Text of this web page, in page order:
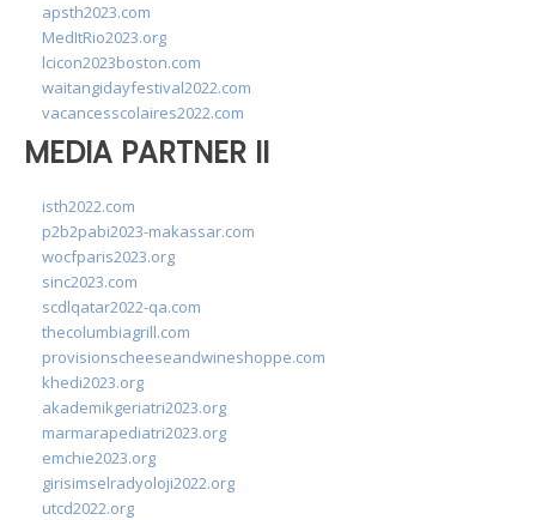
apsth2023.com
MedItRio2023.org
lcicon2023boston.com
waitangidayfestival2022.com
vacancesscolaires2022.com
MEDIA PARTNER II
isth2022.com
p2b2pabi2023-makassar.com
wocfparis2023.org
sinc2023.com
scdlqatar2022-qa.com
thecolumbiagrill.com
provisionscheeseandwineshoppe.com
khedi2023.org
akademikgeriatri2023.org
marmarapediatri2023.org
emchie2023.org
girisimselradyoloji2022.org
utcd2022.org